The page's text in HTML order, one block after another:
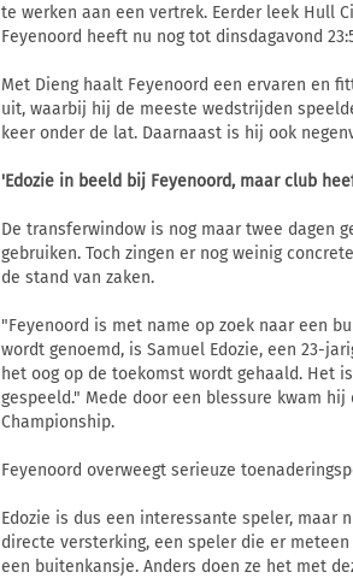
te werken aan een vertrek. Eerder leek Hull
Feyenoord heeft nu nog tot dinsdagavond
Met Dieng haalt Feyenoord een ervaren en
uit, waarbij hij de meeste wedstrijden
keer onder de lat. Daarnaast is hij ook
'Edozie in beeld bij Feyenoord, maar club
De transferwindow is nog maar twee dagen
gebruiken. Toch zingen er nog weinig
de stand van zaken.
"Feyenoord is met name op zoek naar een
wordt genoemd, is Samuel Edozie, een 23-
het oog op de toekomst wordt gehaald. Het
gespeeld." Mede door een blessure kwam
Championship.
Feyenoord overweegt serieuze
Edozie is dus een interessante speler, maar
directe versterking, een speler die er
een buitenkansje. Anders doen ze het met